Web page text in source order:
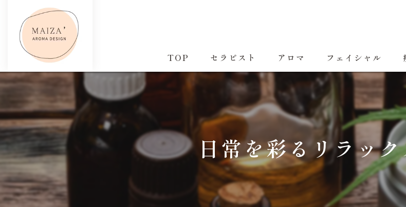
TOP セラピスト アロマ フェイシャル
日常を彩るリラッ